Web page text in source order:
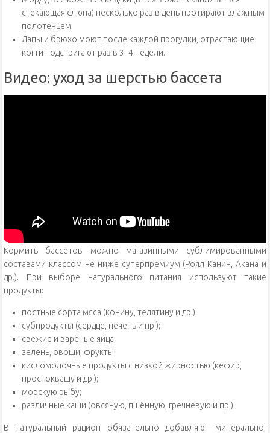
стекающая слюна) несколько раз в день протирают влажным
полотенцем.
Лапы и брюхо моют после каждой прогулки, отрастающие
когти подстригают раз в 3–4 недели.
Видео: уход за шерстью бассета
Кормить бассетов можно магазинными сублимированными
составами классом не ниже суперпремиум (Роял Канин, Акана и
др.). При выборе натурального питания используют такие
продукты:
постные сорта мяса (конину, телятину и др.);
субпродукты (сердце, печень и пр.);
свежие и варёные яйца;
зелень, овощи, фрукты;
кисломолочные продукты с низкой жирностью (кефир,
простоквашу и др.);
морскую рыбу;
различные каши (овсяную, пшённую, гречневую и пр.).
В натуральный рацион обязательно добавляют минерально-